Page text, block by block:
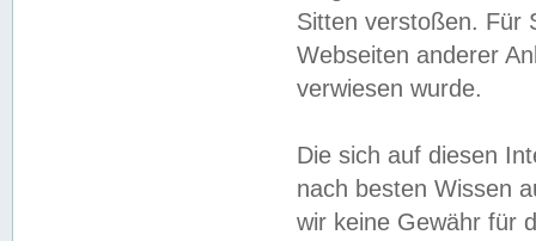
Sitten verstoßen. Für
Webseiten anderer
verwiesen wurde.
Die sich auf diesen
nach besten Wissen
wir keine Gewähr für